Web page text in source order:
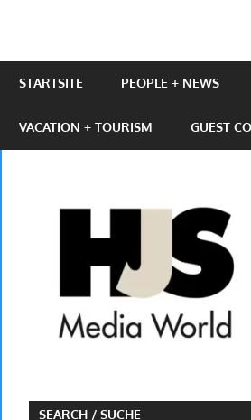
STARTSITE PEOPLE + NEWS
VACATION + TOURISM GUEST
SEARCH / SUCHE